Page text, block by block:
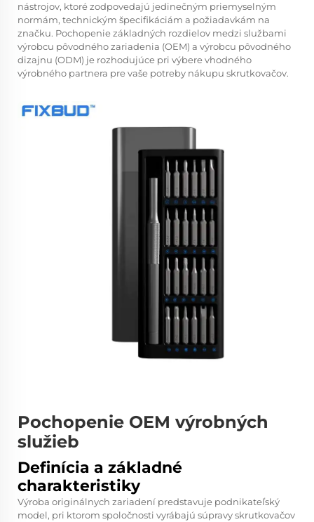
nástrojov, ktoré zodpovedajú jedinečným priemyselným
normám, technickým špecifikáciám a požiadavkám na
značku. Pochopenie základných rozdielov medzi službami
výrobcu pôvodného zariadenia (OEM) a výrobcu pôvodného
dizajnu (ODM) je rozhodujúce pri výbere vhodného
výrobného partnera pre vaše potreby nákupu skrutkovačov.
Pochopenie OEM výrobných
služieb
Definícia a základné
charakteristiky
Výroba originálnych zariadení predstavuje podnikateľský
model, pri ktorom spoločnosti vyrábajú súpravy skrutkovačov